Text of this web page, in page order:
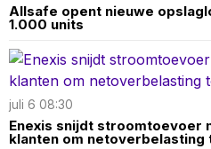
Allsafe opent nieuwe
1.000 units
juli 6 08:30
Enexis snijdt stroomtoevoer
klanten om netoverbelasting